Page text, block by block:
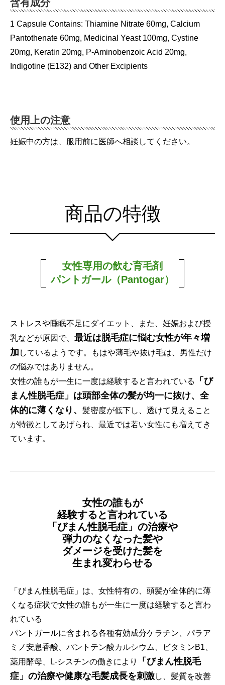
含有成分
1 Capsule Contains: Thiamine Nitrate 60mg, Calcium
Pantothenate 60mg, Medicinal Yeast 100mg, Cystine
20mg, Keratin 20mg, P-Aminobenzoic Acid 20mg,
Indigotine (E132) and Other Excipients
使用上の注意
妊娠中の方は、服用前に医師へ相談してください。
商品の特徴
女性専用の飲む育毛剤
パントガール（Pantogar）
ストレスや睡眠不足にダイエット、また、妊娠および授
乳などが原因で、 最近は脱毛症に悩む女性が年々増
加 しているようです。もはや薄毛や抜け毛は、男性だけ
の悩みではありません。
女性の誰もが一生に一度は経験すると言われている
「び
まん性脱毛症」は頭部全体の髪が均一に抜け、全
体的に薄くなり、 髪密度が低下し、透けて見えること
が特徴としてあげられ、最近では若い女性にも増えてき
ています。
女性の誰もが
経験すると言われている
「びまん性脱毛症」の治療や
弾力のなくなった髪や
ダメージを受けた髪を
生まれ変わらせる
「びまん性脱毛症」は、女性特有の、頭髪が全体的に薄
くなる症状で女性の誰もが一生に一度は経験すると言わ
れている
パントガールに含まれる各種有効成分ケラチン、パラア
ミノ安息香酸、パントテン酸カルシウム、ビタミンB1、
薬用酵母、L-シスチンの働きにより
「びまん性脱毛
症」の治療や健康な毛髪成長を刺激し、髪質を改善